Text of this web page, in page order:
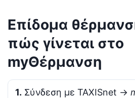
Επίδομα
πώς γίνεται στο
myΘέρμανση
1. Σύνδεση με TAXISnet →